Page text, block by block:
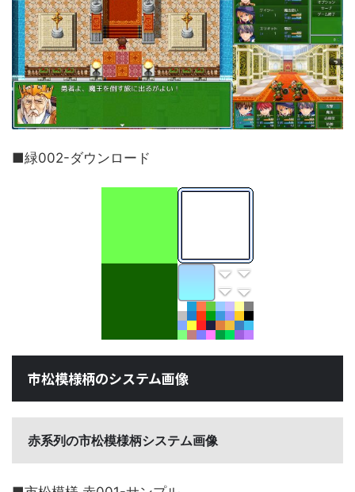
■緑002-ダウンロード
市松模様柄のシステム画像
赤系列の市松模様柄システム画像